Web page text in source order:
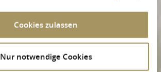
Cookies zulassen
Nur notwendige Cookies